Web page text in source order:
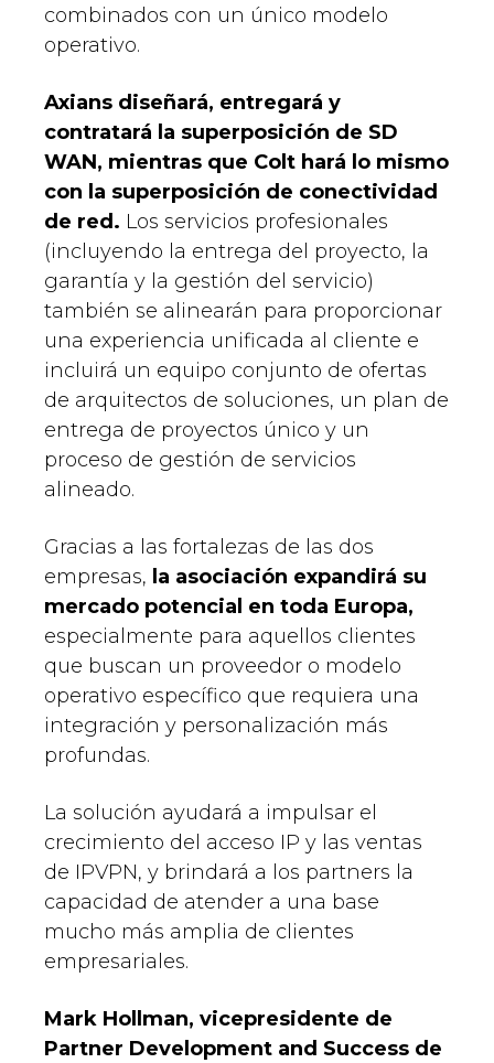
combinados con un único modelo
operativo.
Axians diseñará, entregará y
contratará la superposición de SD
WAN, mientras que Colt hará lo mismo
con la superposición de conectividad
de red. Los servicios profesionales
(incluyendo la entrega del proyecto, la
garantía y la gestión del servicio)
también se alinearán para proporcionar
una experiencia unificada al cliente e
incluirá un equipo conjunto de ofertas
de arquitectos de soluciones, un plan de
entrega de proyectos único y un
proceso de gestión de servicios
alineado.
Gracias a las fortalezas de las dos
empresas, la asociación expandirá su
mercado potencial en toda Europa,
especialmente para aquellos clientes
que buscan un proveedor o modelo
operativo específico que requiera una
integración y personalización más
profundas.
La solución ayudará a impulsar el
crecimiento del acceso IP y las ventas
de IPVPN, y brindará a los partners la
capacidad de atender a una base
mucho más amplia de clientes
empresariales.
Mark Hollman, vicepresidente de
Partner Development and Success de